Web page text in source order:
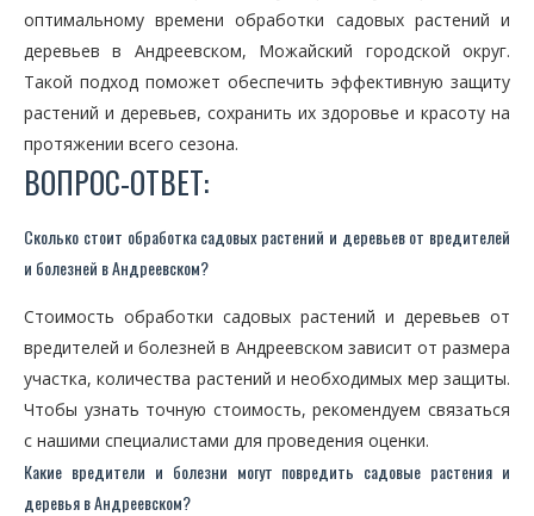
оптимальному времени обработки садовых растений и
деревьев в Андреевском, Можайский городской округ.
Такой подход поможет обеспечить эффективную защиту
растений и деревьев, сохранить их здоровье и красоту на
протяжении всего сезона.
ВОПРОС-ОТВЕТ:
Сколько стоит обработка садовых растений и деревьев от вредителей
и болезней в Андреевском?
Стоимость обработки садовых растений и деревьев от
вредителей и болезней в Андреевском зависит от размера
участка, количества растений и необходимых мер защиты.
Чтобы узнать точную стоимость, рекомендуем связаться
с нашими специалистами для проведения оценки.
Какие вредители и болезни могут повредить садовые растения и
деревья в Андреевском?